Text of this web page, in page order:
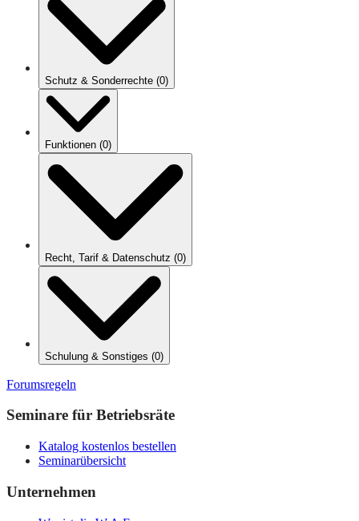
Schutz & Sonderrechte (0)
Funktionen (0)
Recht, Tarif & Datenschutz (0)
Schulung & Sonstiges (0)
Forumsregeln
Seminare für Betriebsräte
Katalog kostenlos bestellen
Seminarübersicht
Unternehmen